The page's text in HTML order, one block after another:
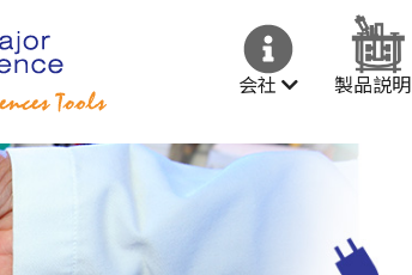
会社 製品説明